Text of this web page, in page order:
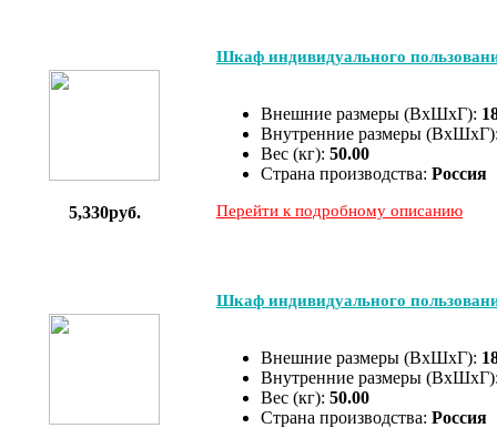
5,330руб.
Шкаф индивидуального
Внешние размеры (ВхШхГ):
Внутренние размеры
Вес (кг): 50.00
Страна производства: Россия
Перейти к подробному описанию
Шкаф индивидуального
Внешние размеры (ВхШхГ):
Внутренние размеры
Вес (кг): 50.00
Страна производства: Россия